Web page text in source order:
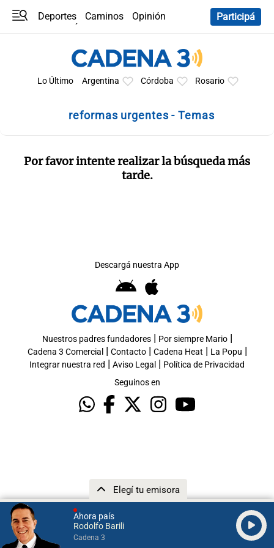
Ahora país
Rodolfo Barili
Cadena 3
Elegí tu emisora
Deportes Caminos
Opinión
Participá
Lo Último Argentina Córdoba Rosario
reformas urgentes - Temas
Por favor intente realizar la búsqueda más
tarde.
Descargá nuestra App
Nuestros padres fundadores| Por siempre Mario|
Cadena 3 Comercial | Contacto| Cadena Heat | La Popu |
Integrar nuestra red | Aviso Legal | Política de Privacidad
Seguinos en